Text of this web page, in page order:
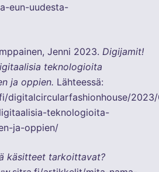
eun-uudesta-
Jenni 2023. Digijamit!
teknologioita
ja oppien. Lähteessä:
digitalcircularfashionhouse/
teknologioita-
ja-oppien/
käsitteet tarkoittavat?